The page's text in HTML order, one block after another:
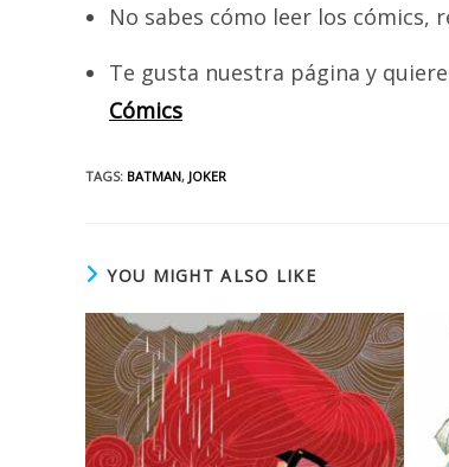
No sabes cómo leer los cómics,
Te gusta nuestra página y
Cómics
TAGS: BATMAN, JOKER
YOU MIGHT ALSO LIKE